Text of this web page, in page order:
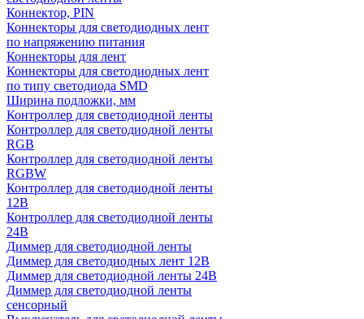
Коннектор, PIN
Коннекторы для светодиодных лент
по напряжению питания
Коннекторы для лент
Коннекторы для светодиодных лент
по типу светодиода SMD
Ширина подложки, мм
Контроллер для светодиодной ленты
Контроллер для светодиодной ленты
RGB
Контроллер для светодиодной ленты
RGBW
Контроллер для светодиодной ленты
12В
Контроллер для светодиодной ленты
24В
Диммер для светодиодной ленты
Диммер для светодиодных лент 12В
Диммер для светодиодной ленты 24В
Диммер для светодиодной ленты
сенсорный